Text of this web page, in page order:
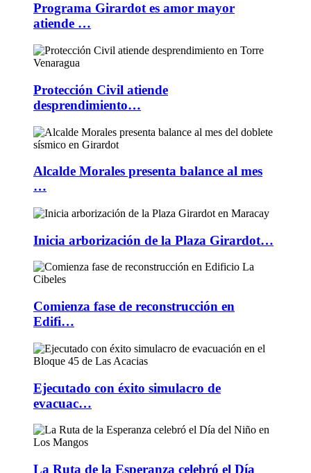
Programa Girardot es amor mayor
atiende …
Protección Civil atiende
desprendimiento…
Alcalde Morales presenta balance al mes
…
Inicia arborización de la Plaza Girardot…
Comienza fase de reconstrucción en
Edifi…
Ejecutado con éxito simulacro de
evacuac…
La Ruta de la Esperanza celebró el Día